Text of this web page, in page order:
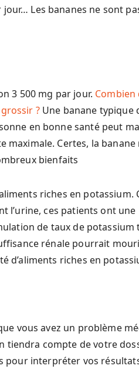
Les bananes ne sont
3 500 mg par jour. Combien
?Une banane typique
en bonne santé peut
Certes, la banane
bienfaits
riches en potassium.
l’urine, ces patients ont une
de taux de potassium
rénale pourrait
d’aliments riches en
vous avez un problème
tiendra compte de votre
pour interpréter vos